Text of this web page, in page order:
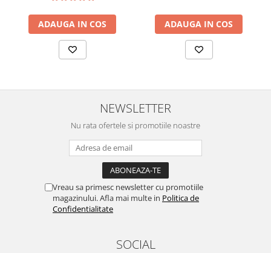
ADAUGA IN COS ADAUGA IN COS
NEWSLETTER
Nu rata ofertele si promotiile noastre
Vreau sa primesc newsletter cu promotiile
magazinului. Afla mai multe in Politica de
Confidentialitate
SOCIAL